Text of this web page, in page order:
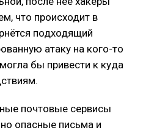
что происходит в
подходящий
атаку на кого-то
бы привести к куда
почтовые сервисы
опасные письма и